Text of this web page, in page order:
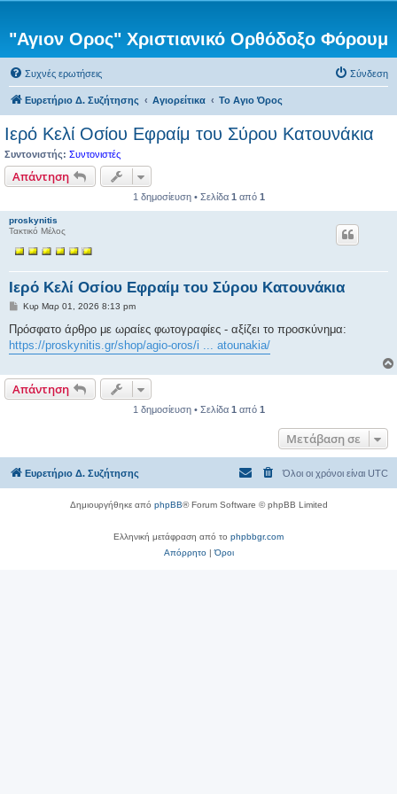
"Αγιον Ορος" Χριστιανικό Ορθόδοξο Φόρουμ
Συχνές ερωτήσεις Σύνδεση
Ευρετήριο Δ. Συζήτησης Αγιορείτικα Το Αγιο Όρος
Ιερό Κελί Οσίου Εφραίμ του Σύρου Κατουνάκια
Συντονιστής: Συντονιστές
Απάντηση
1 δημοσίευση • Σελίδα 1 από 1
proskynitis
Τακτικό Μέλος
Ιερό Κελί Οσίου Εφραίμ του Σύρου Κατουνάκια
Δ
μ
σ
υ
σ
η
Κυρ Μαρ 01, 2026 8:13 pm
Πρόσφατο άρθρο με ωραίες φωτογραφίες - αξίζει το προσκύνημα:
https://proskynitis.gr/shop/agio-oros/i ... atounakia/
Απάντηση
1 δημοσίευση • Σελίδα 1 από 1
Μετάβαση σε
Ευρετήριο Δ. Συζήτησης Όλοι οι χρόνοι είναι UTC
Δημιουργήθηκε από phpBB® Forum Software © phpBB Limited
Ελληνική μετάφραση από το phpbbgr.com
Απόρρητο|Όροι